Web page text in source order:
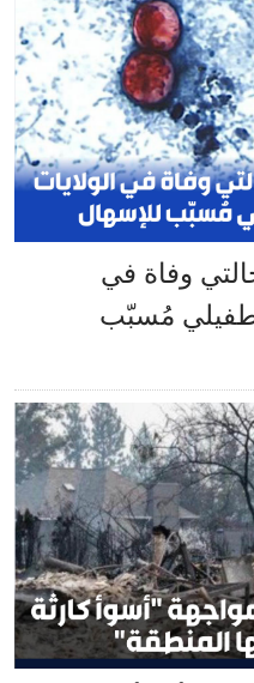
وفاة في
طفيلي مُسبّب